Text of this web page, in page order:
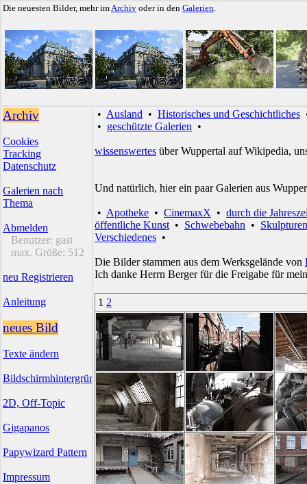
Die neuesten Bilder, mehr imArchiv oder in den Galerien.
Archiv
Cookies
Tracking
Datenschutz
Galerien nach
Thema
Abmelden
Benutzer: gast
max. Größe: 512
neu Registrieren
Anleitung
neues Bild
Texte ändern
Bildschirmhintergründe
2D, Off-Topic
Gigapanos
Papywizard Pattern
Impressum
• Ausland • Historisches und Geschichtliches
• geschützte Galerien •
wissenswertes über Wuppertal auf Wikipedia,
Und natürlich, hier ein paar Galerien aus
• Apotheke • CinemaxX • durch die
öffentliche Kunst • Schwebebahn •
Verschiedenes •
Die Bilder stammen aus dem Werksgelände von
Ich danke Herrn Berger für die Freigabe für
1 2